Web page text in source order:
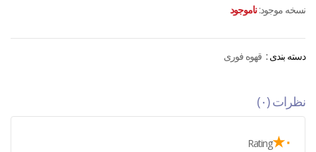
نسخه موجود: ناموجود
دسته بندی : قهوه فوری
نظرات (۰)
۰★ Rating